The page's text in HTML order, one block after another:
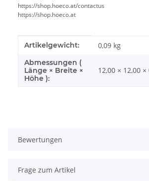
Perfekt für Wartung, Tuning oder
Solide Qualität für Hobby &
Achte auf Baugröße, Anschlüsse und
optimale Wahl.
https://shop.hoeco.at/contactus
https://shop.hoeco.at
Produkteigenschaft
Wert
Artikelgewicht: 0,09 kg
Abmessungen (
Länge × Breite ×
Höhe ):
12,00 × 12,00 ×
Bewertungen
Frage zum Artikel